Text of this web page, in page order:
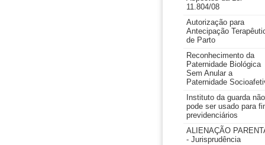
11.804/08
Autorização para
Antecipação
de Parto
Reconhecimento da
Paternidade Biológica
Sem Anular a
Paternidade
Instituto da guarda não
pode ser usado para
previdenciários
ALIENAÇÃO
- Jurisprudência